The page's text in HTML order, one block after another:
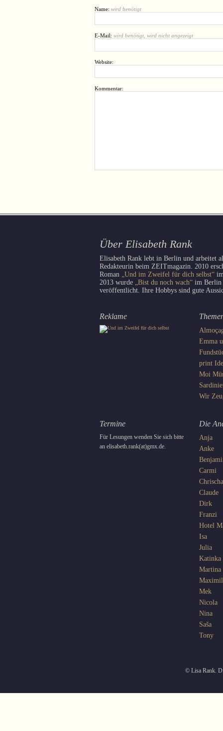
Name: wird benötigt
E-Mail: wird benötigt, wird nicht angezeigt
Website:
Kommentar:
Über Elisabeth Rank
Elisabeth Rank lebt in Berlin und arbeitet
Redakteurin beim ZEITmagazin. 2010
Roman
„Und im Zweifel für dich selbst“
2013 wurde
„Bist du noch wach“ im Berlin
veröffentlicht. Ihre Hobbys sind gute
Reklame
Emma
print
Moi
Wir
Termine
Für Lesungen wenden Sie sich bitte
an elisabeth.rank(at)gmx.de.
Die
Anja
Anke
Carmi
Chrischa
Claude
Dirk
Franzi
Hotel
Isa
Julia
Katinka
Martina
Mek
Nicola
Nina
Saša
Tony
© Lisa Rank.